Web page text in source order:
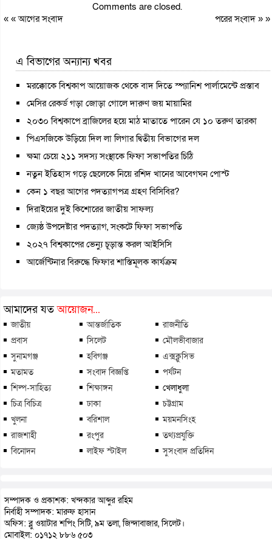
Comments are closed.
« «আগের সংবাদ পরের সংবাদ» »
এ বিভাগের অন্যান্য খবর
মরক্কোকে বিশ্বকাপ আয়োজক থেকে বাদ দিতে স্প্যানিশ পার্লামেন্টে প্রস্তাব
মেসির রেকর্ড গড়া জোড়া গোলে দারুণ জয় মায়ামির
২০৩০ বিশ্বকাপে ব্রাজিলের হয়ে মাঠ মাতাতে পারেন যে ১০ তরুণ তারকা
পিএসজিকে উড়িয়ে দিল লা লিগার দ্বিতীয় বিভাগের দল
ক্ষমা চেয়ে ২১১ সদস্য সংস্থাকে ফিফা সভাপতির চিঠি
নতুন ইতিহাস গড়ে ছেলেকে নিয়ে রশিদ খানের আবেগঘন পোস্ট
কেন ১ বছর আগের পদত্যাগপত্র গ্রহণ বিসিবির?
দিরাইয়ের দুই কিশোরের জাতীয় সাফল্য
জ্যেষ্ঠ উপদেষ্টার পদত্যাগ, সংকটে ফিফা সভাপতি
২০২৭ বিশ্বকাপের ভেন্যু চূড়ান্ত করল আইসিসি
আর্জেন্টিনার বিরুদ্ধে ফিফার শাস্তিমূলক কার্যক্রম
আমাদের যতআয়োজন...
জাতীয় আন্তর্জাতিক
রাজনীতি
প্রবাস
সিলেট
মৌলভীবাজার
সুনামগঞ্জ
হবিগঞ্জ
এক্সক্লুসিভ
মতামত
সংবাদ বিজ্ঞপ্তি
পর্যটন
শিল্প-সাহিত্য
শিক্ষাঙ্গন
খেলাধুলা
চিত্র বিচিত্র
ঢাকা
চট্টগ্রাম
খুলনা
বরিশাল
ময়মনসিংহ
রাজশাহী
রংপুর
তথ্যপ্রযুক্তি
বিনোদন
লাইফ স্টাইল সুসংবাদ প্রতিদিন
সম্পাদক ও প্রকাশক: খন্দকার আব্দুর রহিম
নির্বাহী সম্পাদক: মারুফ হাসান
অফিস: ব্লু ওয়াটার শপিং সিটি, ৯ম তলা, জিন্দাবাজার, সিলেট।
মোবাইল: ০১৭১২ ৮৮৬ ৫০৩